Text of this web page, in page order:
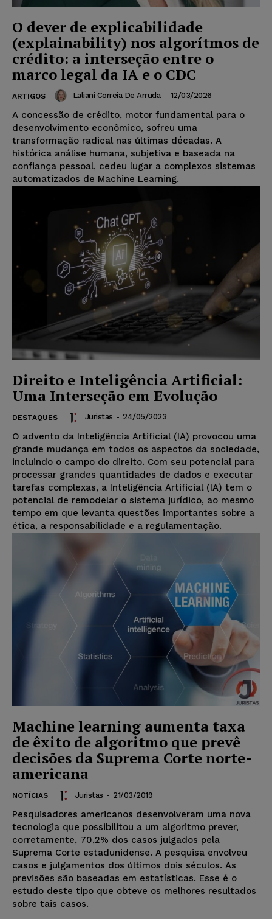
O dever de explicabilidade
(explainability) nos algorítmos de
crédito: a interseção entre o
marco legal da IA e o CDC
ARTIGOS Laliani Correia De Arruda - 12/03/2026
A concessão de crédito, motor fundamental para o
desenvolvimento econômico, sofreu uma
transformação radical nas últimas décadas. A
histórica análise humana, subjetiva e baseada na
confiança pessoal, cedeu lugar a complexos sistemas
automatizados de Machine Learning.
Direito e Inteligência Artificial:
Uma Interseção em Evolução
DESTAQUES Juristas - 24/05/2023
O advento da Inteligência Artificial (IA) provocou uma
grande mudança em todos os aspectos da sociedade,
incluindo o campo do direito. Com seu potencial para
processar grandes quantidades de dados e executar
tarefas complexas, a Inteligência Artificial (IA) tem o
potencial de remodelar o sistema jurídico, ao mesmo
tempo em que levanta questões importantes sobre a
ética, a responsabilidade e a regulamentação.
Machine learning aumenta taxa
de êxito de algoritmo que prevê
decisões da Suprema Corte norte-
americana
NOTÍCIAS Juristas - 21/03/2019
Pesquisadores americanos desenvolveram uma nova
tecnologia que possibilitou a um algoritmo prever,
corretamente, 70,2% dos casos julgados pela
Suprema Corte estadunidense. A pesquisa envolveu
casos e julgamentos dos últimos dois séculos. As
previsões são baseadas em estatísticas. Esse é o
estudo deste tipo que obteve os melhores resultados
sobre tais casos.